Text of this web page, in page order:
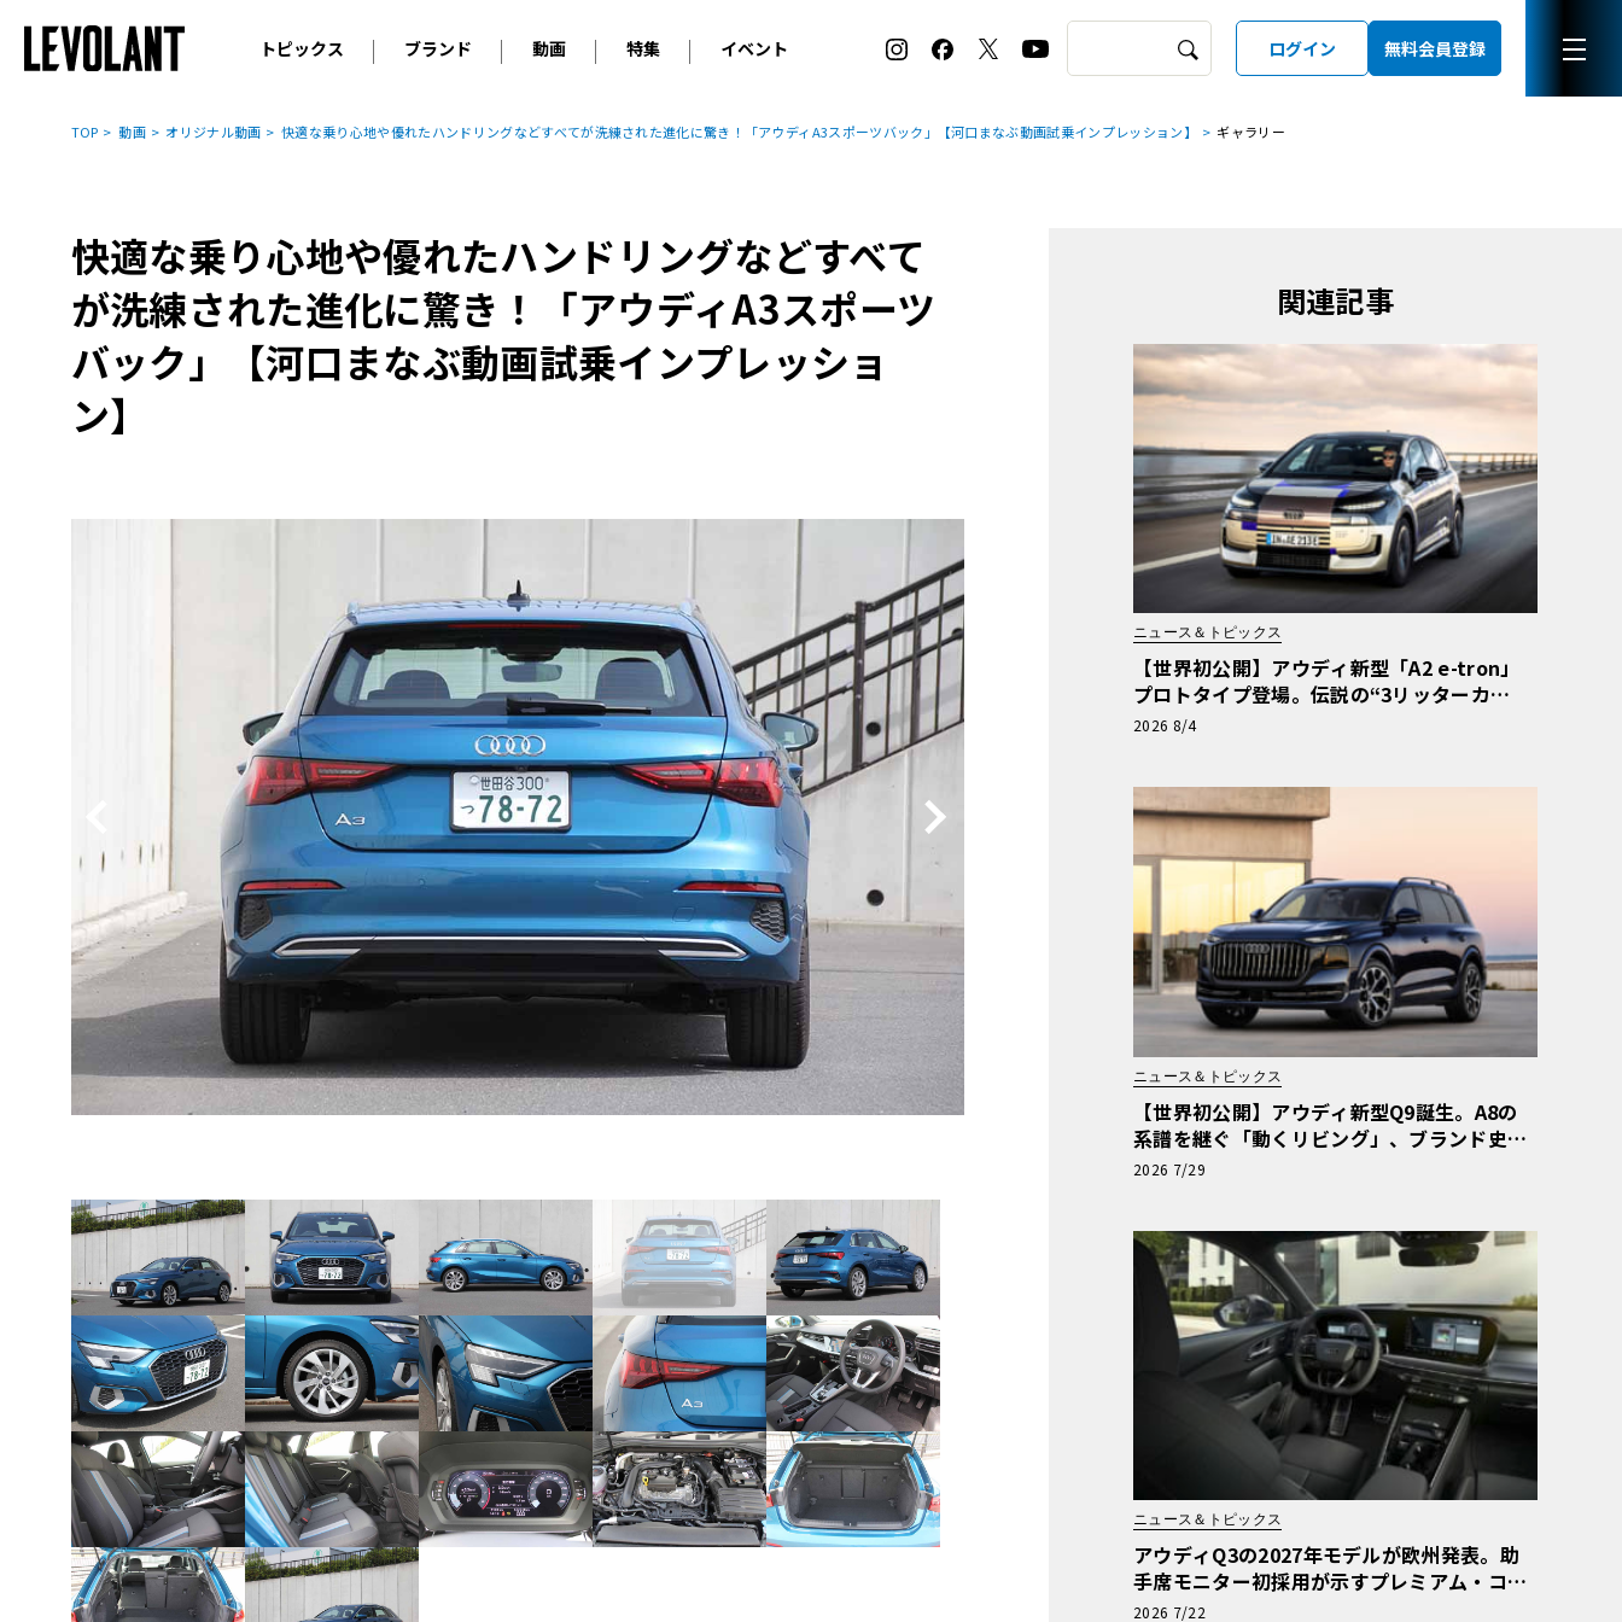
トピックス
ニュース
コラム
ブランド
輸入車 アウディ BMW
アルピナ
プジョー
ルノー
アバルト
フェラーリ
ランボルギーニ
マセラティ
アストン・マーティン
ベントレー
ケータハム
ジャガー
ジープ
テスラ
ヒョンデ
その他
国産車 レクサス トヨタ
日産
ホンダ
スバル
マツダ
三菱
ダイハツ
スズキ
光岡
その他
動画
オリジナル動画
特集
2026 サマータイヤ＆ホイール バイヤーズガイド
ホイールカタログ
タイヤ特集
イベント
ル・ボラン カーズ・ミート2026横浜
EV:LIFE KOBE 2025
ル・ボラン カーズ・ミート2025横浜
ログイン 無料会員登録
TOP 動画 オリジナル動画 快適な乗り心地や優れたハンドリングなどすべてが洗練された進化に驚き！「アウディA3スポーツバック」【河口まなぶ動画試乗インプレッション】 ギャラリー
快適な乗り心地や優れたハンドリングなどすべて
が洗練された進化に驚き！「アウディA3スポーツ
バック」【河口まなぶ動画試乗インプレッショ
ン】
関連記事
ニュース＆トピックス
【世界初公開】アウディ新型「A2 e-tron」
プロトタイプ登場。伝説の“3リッターカ
ー”が最高効率エントリーBEVとして復活
2026 8/4
ニュース＆トピックス
【世界初公開】アウディ新型Q9誕生。A8の
系譜を継ぐ「動くリビング」、ブランド史上
最大のSUVが体現する境地
2026 7/29
ニュース＆トピックス
アウディQ3の2027年モデルが欧州発表。助
手席モニター初採用が示すプレミアム・コン
パクトの新たな基準
2026 7/22